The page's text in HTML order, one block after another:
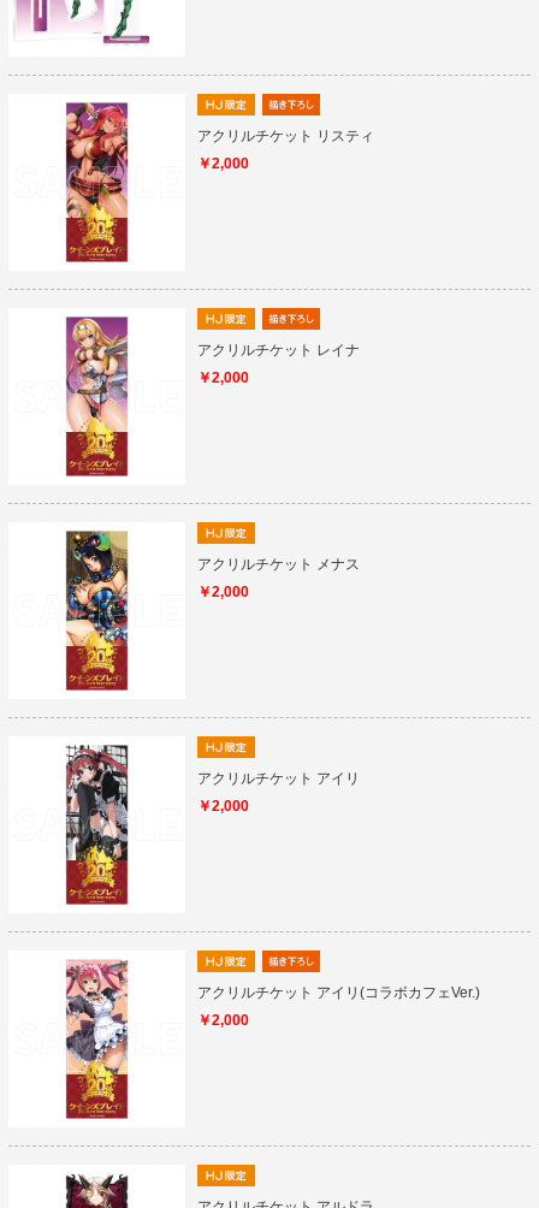
アクリルチケット リスティ
￥2,000
アクリルチケット レイナ
￥2,000
アクリルチケット メナス
￥2,000
アクリルチケット アイリ
￥2,000
アクリルチケット アイリ(コラボカフェVer.)
￥2,000